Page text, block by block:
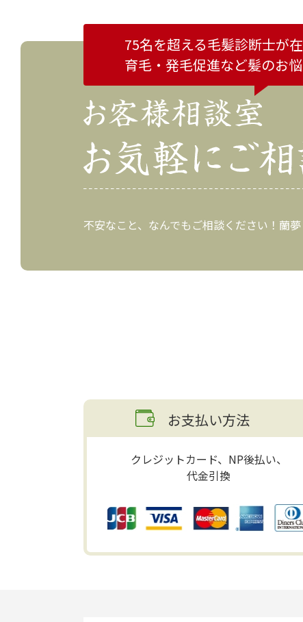
75名を超える毛髪診断士が在
育毛・発毛促進など髪のお
不安なこと、なんでもご相談ください！蘭
お支払い方法
クレジットカード、NP後払い、
代金引換